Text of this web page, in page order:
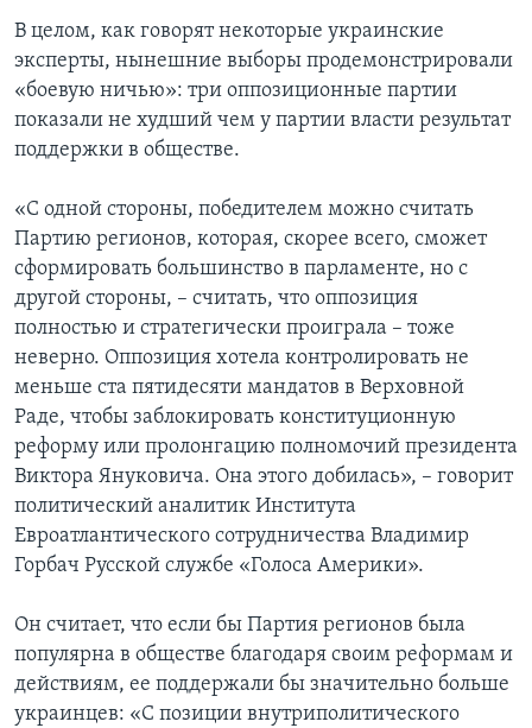
В целом, как говорят некоторые украинские
эксперты, нынешние выборы продемонстрировали
«боевую ничью»: три оппозиционные партии
показали не худший чем у партии власти результат
поддержки в обществе.
«С одной стороны, победителем можно считать
Партию регионов, которая, скорее всего, сможет
сформировать большинство в парламенте, но с
другой стороны, – считать, что оппозиция
полностью и стратегически проиграла – тоже
неверно. Оппозиция хотела контролировать не
меньше ста пятидесяти мандатов в Верховной
Раде, чтобы заблокировать конституционную
реформу или пролонгацию полномочий президента
Виктора Януковича. Она этого добилась», – говорит
политический аналитик Института
Евроатлантического сотрудничества Владимир
Горбач Русской службе «Голоса Америки».
Он считает, что если бы Партия регионов была
популярна в обществе благодаря своим реформам и
действиям, ее поддержали бы значительно больше
украинцев: «С позиции внутриполитического